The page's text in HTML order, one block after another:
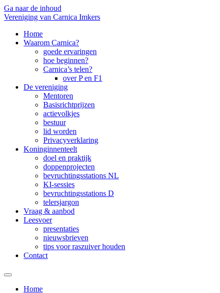
Ga naar de inhoud
Vereniging van Carnica Imkers
Home
Waarom Carnica?
goede ervaringen
hoe beginnen?
Carnica’s telen?
over P en F1
De vereniging
Mentoren
Basisrichtprijzen
actievolkjes
bestuur
lid worden
Privacyverklaring
Koninginnenteelt
doel en praktijk
doppenprojecten
bevruchtingsstations NL
KI-sessies
bevruchtingsstations D
telersjargon
Vraag & aanbod
Leesvoer
presentaties
nieuwsbrieven
tips voor raszuiver houden
Contact
Home